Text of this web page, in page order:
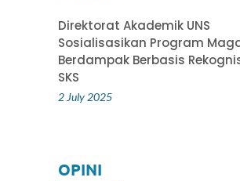
Direktorat Akademik UNS
Sosialisasikan Program
Berdampak Berbasis
SKS
2 July 2025
OPINI